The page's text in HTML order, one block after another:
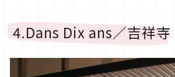
4.Dans Dix ans／吉祥寺